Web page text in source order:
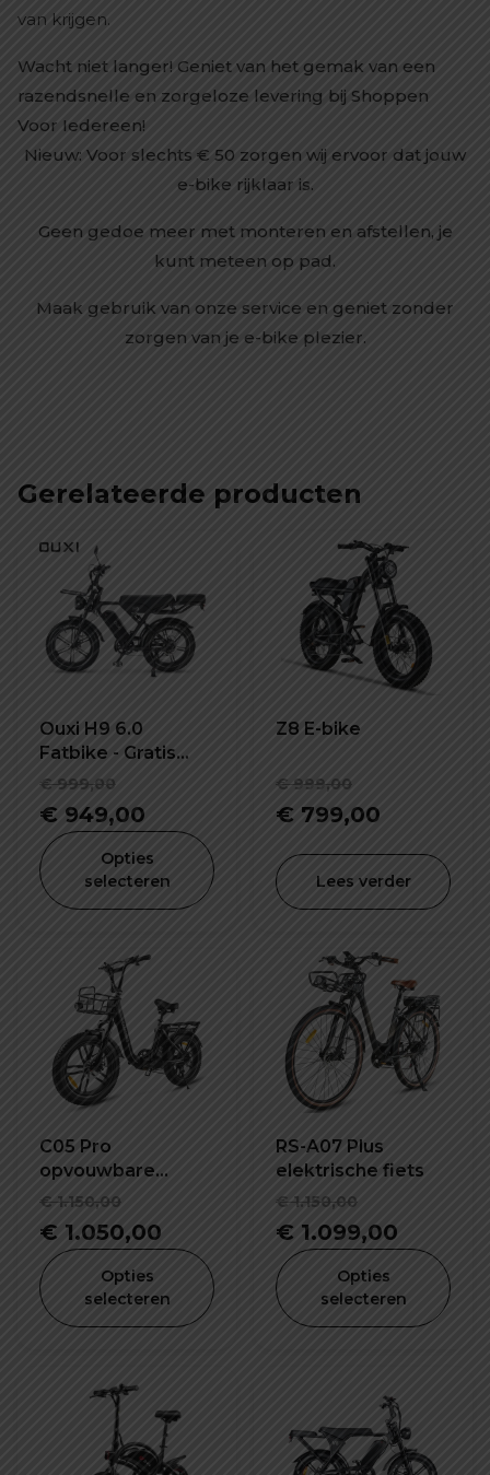
van krijgen.
Wacht niet langer! Geniet van het gemak van een
razendsnelle en zorgeloze levering bij Shoppen
Voor Iedereen!
Nieuw: Voor slechts € 50 zorgen wij ervoor dat jouw
e-bike rijklaar is.
Geen gedoe meer met monteren en afstellen, je
kunt meteen op pad.
Maak gebruik van onze service en geniet zonder
zorgen van je e-bike plezier.
Gerelateerde producten
Ouxi H9 6.0
Fatbike - Gratis
Alarmsysteem,
Voetsteuntjes &
Grotere
Vernieuwde
Display
€999,00
Oorspronkelijke
prijs
was:
€ 999,00.
€ 949,00
is:
€ 949,00.
Opties
selecteren
Z8 E-bike
€999,00
prijs
€ 999,00.
€ 799,00
is:
€ 799,00.
Lees verder
C05 Pro
opvouwbare
elektrische fiets
€1.150,00
Oorspronkelijke
prijs
was:
€ 1.150,00.
€ 1.050,00
prijs
is:
€ 1.050,00.
Opties
selecteren
RS-A07 Plus
elektrische fiets
€1.150,00
prijs
was:
€ 1.150,00.
€ 1.099,00
prijs
is:
€
Opties
selecteren